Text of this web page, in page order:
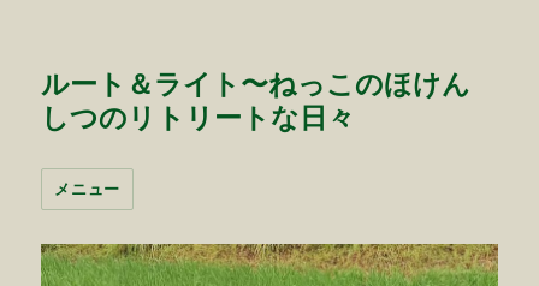
ルート＆ライト〜ねっこのほけん
しつのリトリートな日々
メニュー